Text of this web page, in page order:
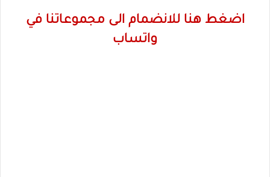
اضغط هنا للانضمام الى مجموعاتنا في
واتساب